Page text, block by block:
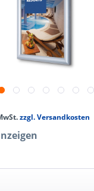
zzgl. Versandkosten